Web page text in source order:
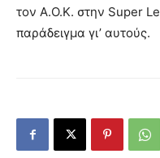
τον Α.Ο.Κ. στην Super
παράδειγμα γι’ αυτούς.